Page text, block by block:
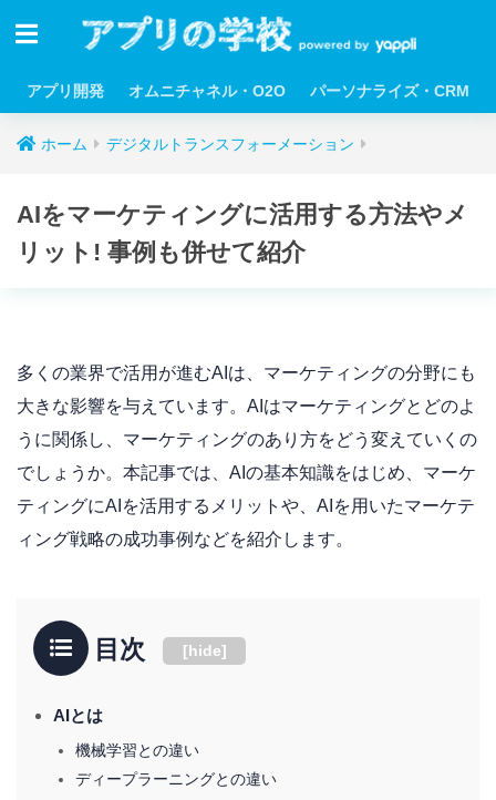
アプリ開発 オムニチャネル・O2O パーソナライズ・CRM
ホーム デジタルトランスフォーメーション
AIをマーケティングに活用する方法やメ
リット! 事例も併せて紹介
多くの業界で活用が進むAIは、マーケティングの分野にも
大きな影響を与えています。AIはマーケティングとどのよ
うに関係し、マーケティングのあり方をどう変えていくの
でしょうか。本記事では、AIの基本知識をはじめ、マーケ
ティングにAIを活用するメリットや、AIを用いたマーケテ
ィング戦略の成功事例などを紹介します。
目次 [hide]
AIとは
機械学習との違い
ディープラーニングとの違い